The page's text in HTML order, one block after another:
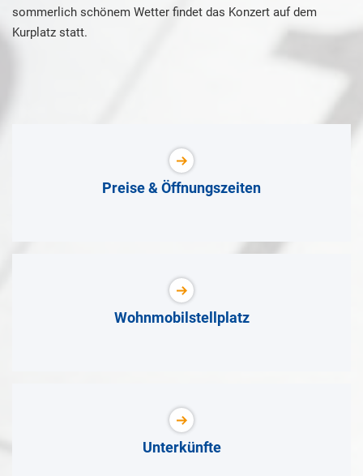
sommerlich schönem Wetter findet das Konzert auf dem
Kurplatz statt.
Preise & Öffnungszeiten
Wohnmobilstellplatz
Unterkünfte